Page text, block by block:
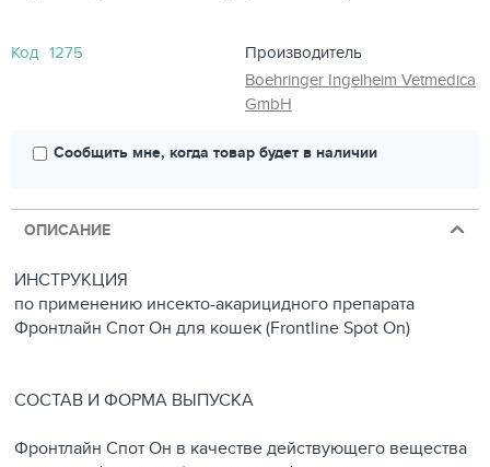
Код 1275
Производитель
Boehringer Ingelheim Vetmedica
GmbH
Сообщить мне, когда товар будет в наличии
ОПИСАНИЕ
ИНСТРУКЦИЯ
по применению инсекто-акарицидного препарата
Фронтлайн Спот Он для кошек (Frontline Spot On)
СОСТАВ И ФОРМА ВЫПУСКА
Фронтлайн Спот Он в качестве действующего вещества